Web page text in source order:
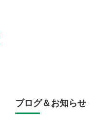
ブログ＆お知らせ